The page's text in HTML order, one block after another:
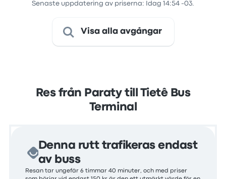
Senaste uppdatering av priserna: Idag 14:54 -03.
Visa alla avgångar
Res från Paraty till Tietê Bus
Terminal
Denna rutt trafikeras endast
av buss
Resan tar ungefär 6 timmar 40 minuter, och med priser